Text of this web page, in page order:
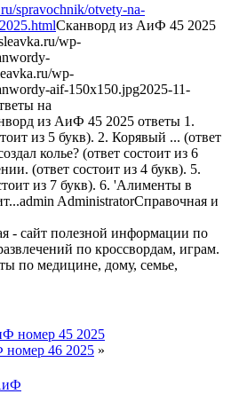
spravochnik/otvety-na-
Сканворд из АиФ 45 2025
wp-
wp-
aif-150x150.jpg2025-11-
на
из АиФ 45 2025 ответы 1.
из 5 букв). 2. Корявый ... (ответ
колье? (ответ состоит из 6
(ответ состоит из 4 букв). 5.
из 7 букв). 6. 'Алименты в
admin AdministratorСправочная и
номер 45 2025
номер 46 2025 »